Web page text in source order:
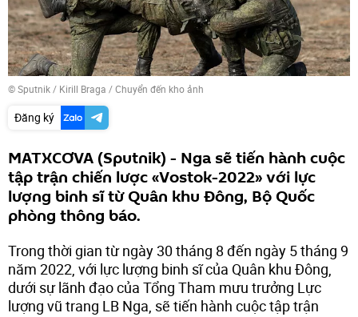
© Sputnik / Kirill Braga /Chuyển đến kho ảnh
Đăng ký
MATXCƠVA (Sputnik) - Nga sẽ tiến hành cuộc
tập trận chiến lược «Vostok-2022» với lực
lượng binh sĩ từ Quân khu Đông, Bộ Quốc
phòng thông báo.
Trong thời gian từ ngày 30 tháng 8 đến ngày 5 tháng 9
năm 2022, với lực lượng binh sĩ của Quân khu Đông,
dưới sự lãnh đạo của Tổng Tham mưu trưởng Lực
lượng vũ trang LB Nga, sẽ tiến hành cuộc tập trận